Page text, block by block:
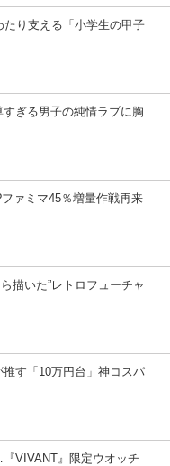
たり支える「小学生の甲子
ぎる男子の純情ラブに胸
ァミマ45％増量作戦再来
描いた”レトロフューチャ
推す「10万円台」神コスパ
VIVANT』限定ウオッチ